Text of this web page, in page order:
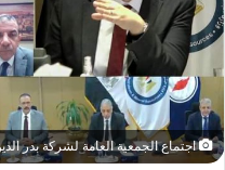
اجتماع الجمعية العامة لشركة بدر